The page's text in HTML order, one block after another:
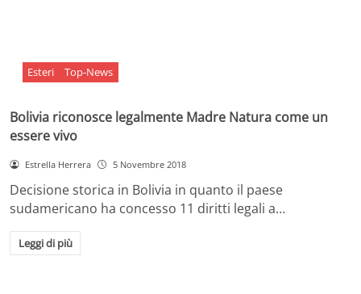
Esteri Top-News
Bolivia riconosce legalmente Madre Natura come un
essere vivo
Estrella Herrera 5 Novembre 2018
Decisione storica in Bolivia in quanto il paese
sudamericano ha concesso 11 diritti legali a…
Leggi di più